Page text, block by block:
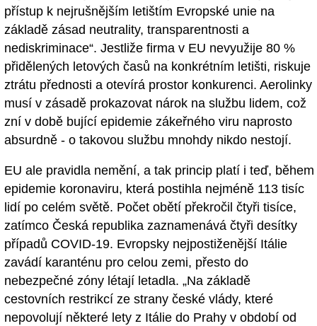
přístup k nejrušnějším letištím Evropské unie na
základě zásad neutrality, transparentnosti a
nediskriminace“. Jestliže firma v EU nevyužije 80 %
přidělených letových časů na konkrétním letišti, riskuje
ztrátu přednosti a otevírá prostor konkurenci. Aerolinky
musí v zásadě prokazovat nárok na službu lidem, což
zní v době bující epidemie zákeřného viru naprosto
absurdně - o takovou službu mnohdy nikdo nestojí.
EU ale pravidla nemění, a tak princip platí i teď, během
epidemie koronaviru, která postihla nejméně 113 tisíc
lidí po celém světě. Počet obětí překročil čtyři tisíce,
zatímco Česká republika zaznamenává čtyři desítky
případů COVID-19. Evropsky nejpostiženější Itálie
zavádí karanténu pro celou zemi, přesto do
nebezpečné zóny létají letadla. „Na základě
cestovních restrikcí ze strany české vlády, které
nepovolují některé lety z Itálie do Prahy v období od